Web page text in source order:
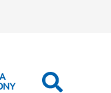
- LinkedIn